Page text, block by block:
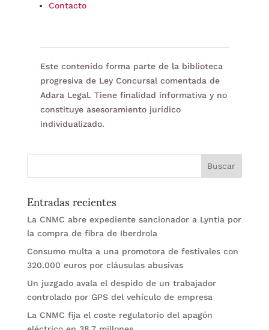
Contacto
Este contenido forma parte de la biblioteca
progresiva de Ley Concursal comentada de
Adara Legal. Tiene finalidad informativa y no
constituye asesoramiento jurídico
individualizado.
Entradas recientes
La CNMC abre expediente sancionador a Lyntia por
la compra de fibra de Iberdrola
Consumo multa a una promotora de festivales con
320.000 euros por cláusulas abusivas
Un juzgado avala el despido de un trabajador
controlado por GPS del vehículo de empresa
La CNMC fija el coste regulatorio del apagón